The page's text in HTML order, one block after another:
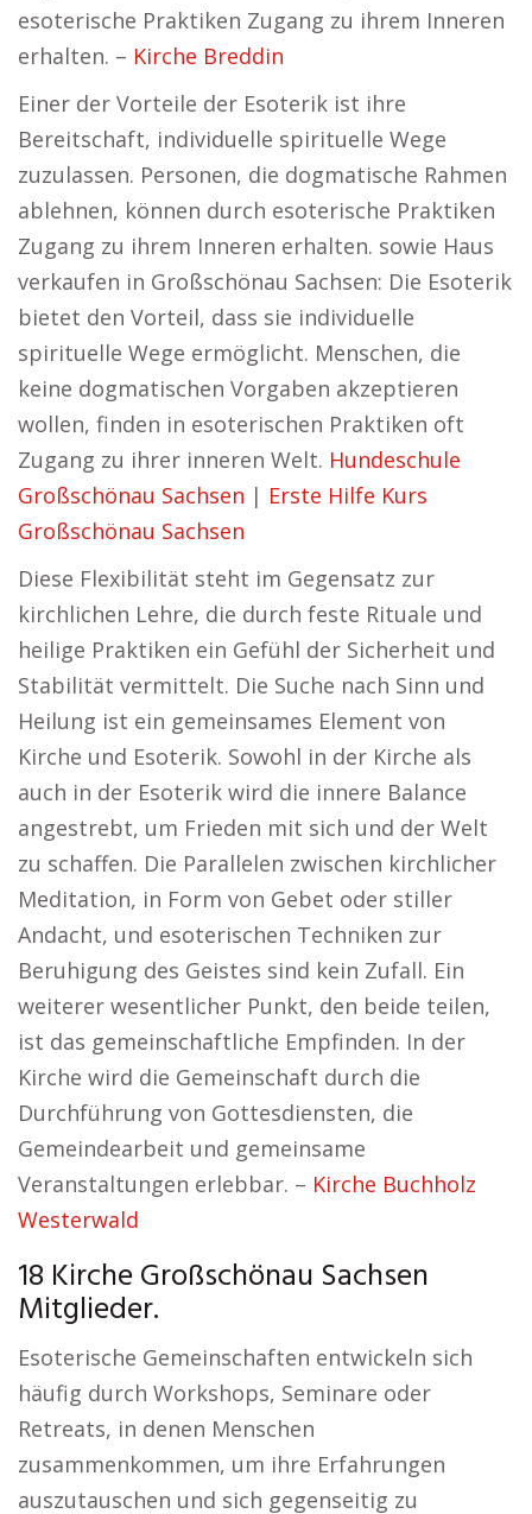
esoterische Praktiken Zugang zu ihrem Inneren
erhalten. – Kirche Breddin
Einer der Vorteile der Esoterik ist ihre
Bereitschaft, individuelle spirituelle Wege
zuzulassen. Personen, die dogmatische Rahmen
ablehnen, können durch esoterische Praktiken
Zugang zu ihrem Inneren erhalten. sowie Haus
verkaufen in Großschönau Sachsen: Die Esoterik
bietet den Vorteil, dass sie individuelle
spirituelle Wege ermöglicht. Menschen, die
keine dogmatischen Vorgaben akzeptieren
wollen, finden in esoterischen Praktiken oft
Zugang zu ihrer inneren Welt. Hundeschule
Großschönau Sachsen | Erste Hilfe Kurs
Großschönau Sachsen
Diese Flexibilität steht im Gegensatz zur
kirchlichen Lehre, die durch feste Rituale und
heilige Praktiken ein Gefühl der Sicherheit und
Stabilität vermittelt. Die Suche nach Sinn und
Heilung ist ein gemeinsames Element von
Kirche und Esoterik. Sowohl in der Kirche als
auch in der Esoterik wird die innere Balance
angestrebt, um Frieden mit sich und der Welt
zu schaffen. Die Parallelen zwischen kirchlicher
Meditation, in Form von Gebet oder stiller
Andacht, und esoterischen Techniken zur
Beruhigung des Geistes sind kein Zufall. Ein
weiterer wesentlicher Punkt, den beide teilen,
ist das gemeinschaftliche Empfinden. In der
Kirche wird die Gemeinschaft durch die
Durchführung von Gottesdiensten, die
Gemeindearbeit und gemeinsame
Veranstaltungen erlebbar. – Kirche Buchholz
Westerwald
18 Kirche Großschönau Sachsen
Mitglieder.
Esoterische Gemeinschaften entwickeln sich
häufig durch Workshops, Seminare oder
Retreats, in denen Menschen
zusammenkommen, um ihre Erfahrungen
auszutauschen und sich gegenseitig zu